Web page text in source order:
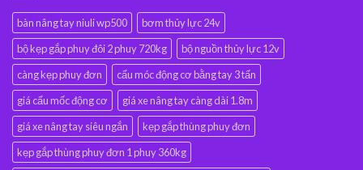
bàn nâng tay niuli wp500
bơm thủy lực 24v
bộ kẹp gắp phuy đôi 2 phuy 720kg
bộ nguồn thủy lực 12v
càng kẹp phuy đơn
cẩu móc động cơ bằng tay 3 tấn
giá cẩu mốc động cơ
giá xe nâng tay càng dài 1.8m
giá xe nâng tay siêu ngắn
kẹp gắp thùng phuy đơn
kẹp gắp thùng phuy đơn 1 phuy 360kg